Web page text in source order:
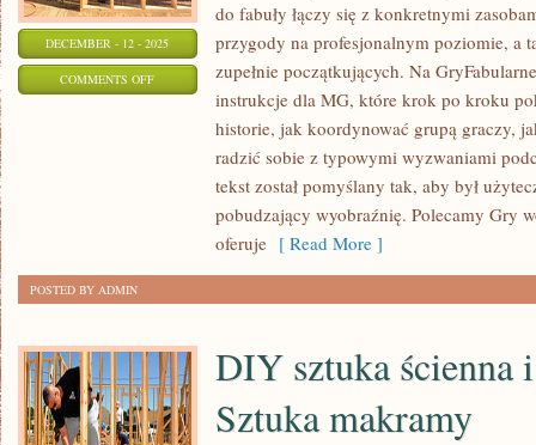
DECEMBER - 12 - 2025
COMMENTS OFFON
do fabuły łączy się z konkretnymi
przygody na profesjonalnym poziomie, a
zupełnie początkujących. Na
instrukcje dla MG, które krok po kroku
historie, jak koordynować grupą graczy,
radzić sobie z typowymi wyzwaniami
tekst został pomyślany tak, aby był
pobudzający wyobraźnię. Polecamy Gry
oferuje [ Read More ]
POSTED BY ADMIN
DIY sztuka ścienna
Sztuka makramy